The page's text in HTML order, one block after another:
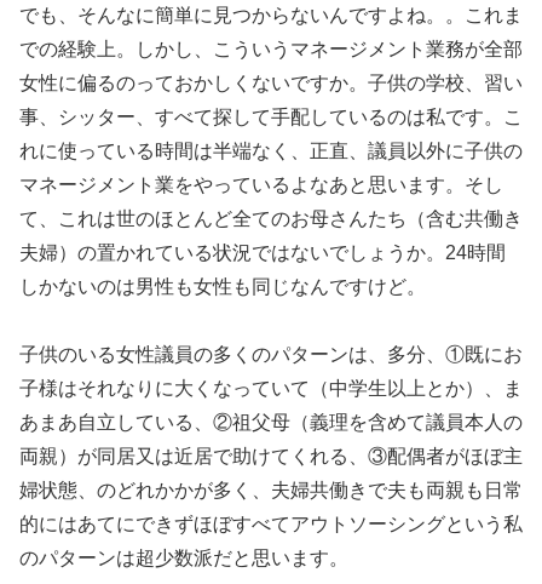
でも、そんなに簡単に見つからないんですよね。。これま
での経験上。しかし、こういうマネージメント業務が全部
女性に偏るのっておかしくないですか。子供の学校、習い
事、シッター、すべて探して手配しているのは私です。こ
れに使っている時間は半端なく、正直、議員以外に子供の
マネージメント業をやっているよなあと思います。そし
て、これは世のほとんど全てのお母さんたち（含む共働き
夫婦）の置かれている状況ではないでしょうか。24時間
しかないのは男性も女性も同じなんですけど。
子供のいる女性議員の多くのパターンは、多分、①既にお
子様はそれなりに大くなっていて（中学生以上とか）、ま
あまあ自立している、②祖父母（義理を含めて議員本人の
両親）が同居又は近居で助けてくれる、③配偶者がほぼ主
婦状態、のどれかかが多く、夫婦共働きで夫も両親も日常
的にはあてにできずほぼすべてアウトソーシングという私
のパターンは超少数派だと思います。